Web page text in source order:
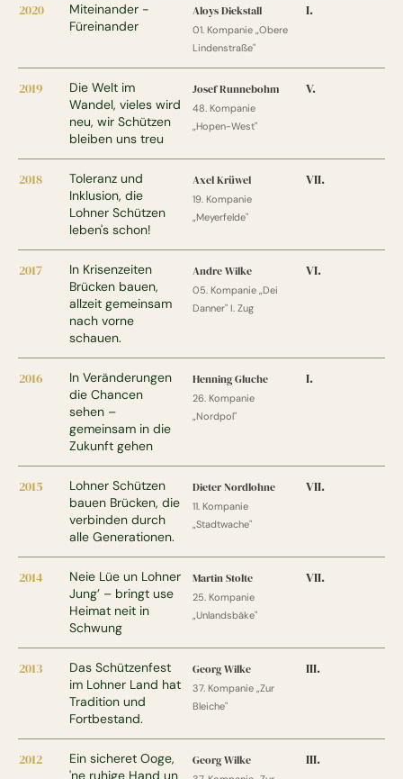
2020
Miteinander -
Füreinander
Aloys Diekstall
01. Kompanie „Obere
Lindenstraße"
I.
2019
Die Welt im
Wandel, vieles wird
neu, wir Schützen
bleiben uns treu
Josef Runnebohm
48. Kompanie
„Hopen-West"
V.
2018
Toleranz und
Inklusion, die
Lohner Schützen
leben's schon!
Axel Krüwel
19. Kompanie
„Meyerfelde"
VII.
2017
In Krisenzeiten
Brücken bauen,
allzeit gemeinsam
nach vorne
schauen.
Andre Wilke
05. Kompanie „Dei
Danner" I. Zug
VI.
2016
In Veränderungen
die Chancen
sehen –
gemeinsam in die
Zukunft gehen
Henning Gluche
26. Kompanie
„Nordpol"
I.
2015
Lohner Schützen
bauen Brücken, die
verbinden durch
alle Generationen.
Dieter Nordlohne
11. Kompanie
„Stadtwache"
VII.
2014
Neie Lüe un Lohner
Jung’ – bringt use
Heimat neit in
Schwung
Martin Stolte
25. Kompanie
„Unlandsbäke"
VII.
2013
Das Schützenfest
im Lohner Land hat
Tradition und
Fortbestand.
Georg Wilke
37. Kompanie „Zur
Bleiche"
III.
2012
Ein sicheret Ooge,
'ne ruhige Hand un
Georg Wilke III.